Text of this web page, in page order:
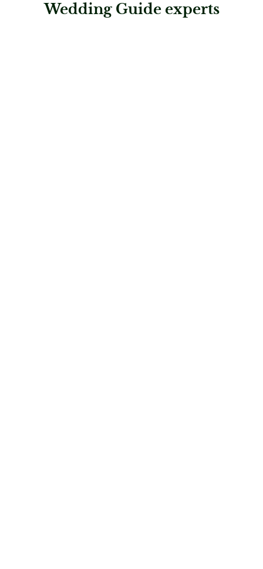
Wedding Guide experts